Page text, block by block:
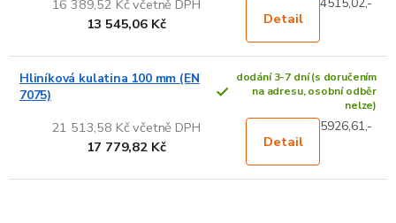
16 389,52 Kč včetně DPH
13 545,06 Kč
Detail
4515,02,-
Hliníková kulatina 100 mm (EN
7075)
dodání 3-7 dní (s doručením
na adresu, osobní odběr
nelze)
21 513,58 Kč včetně DPH
17 779,82 Kč
Detail
5926,61,-